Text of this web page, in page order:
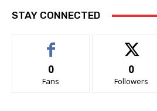
STAY CONNECTED
0
Fans
0
Followers